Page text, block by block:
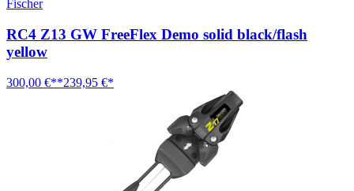
Fischer
RC4 Z13 GW FreeFlex Demo solid black/flash
yellow
300,00 €**239,95 €*